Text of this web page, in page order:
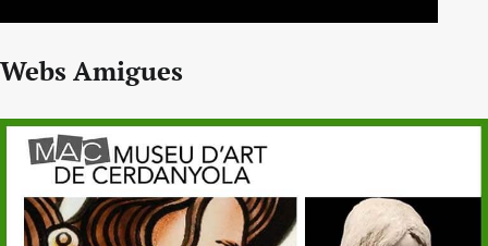
Webs Amigues